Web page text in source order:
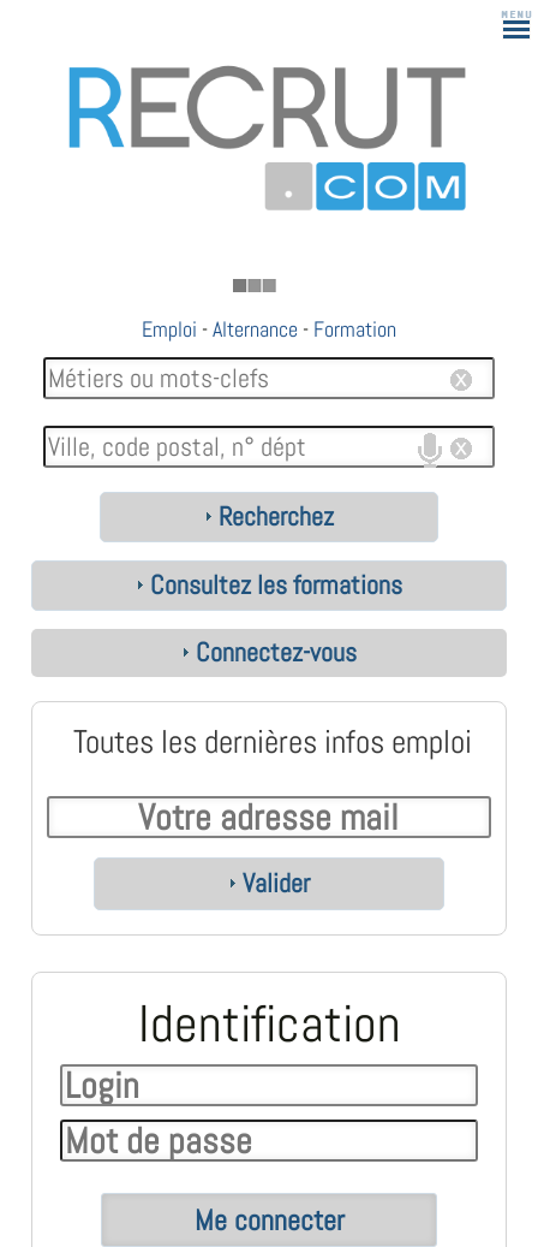
183
Emploi -Alternance - Formation
Recherchez
Consultez les formations
Connectez-vous
Toutes les dernières infos emploi
Valider
Identification